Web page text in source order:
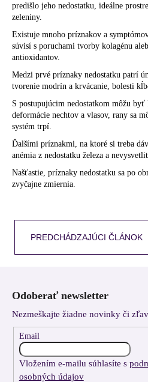
predišlo jeho nedostatku, ideálne
zeleniny.
Existuje mnoho príznakov a
súvisí s poruchami tvorby kolagénu
antioxidantov.
Medzi prvé príznaky nedostatku patrí
tvorenie modrín a krvácanie, bolesti
S postupujúcim nedostatkom môžu
deformácie nechtov a vlasov, rany sa
systém trpí.
Ďalšími príznakmi, na ktoré si treba
anémia z nedostatku železa a
Našťastie, príznaky nedostatku sa po
zvyčajne zmiernia.
PREDCHÁDZAJÚCI ČLÁNOK
Odoberať newsletter
Nezmeškajte žiadne novinky či
Email
Vložením e-mailu súhlasíte s
osobných údajov